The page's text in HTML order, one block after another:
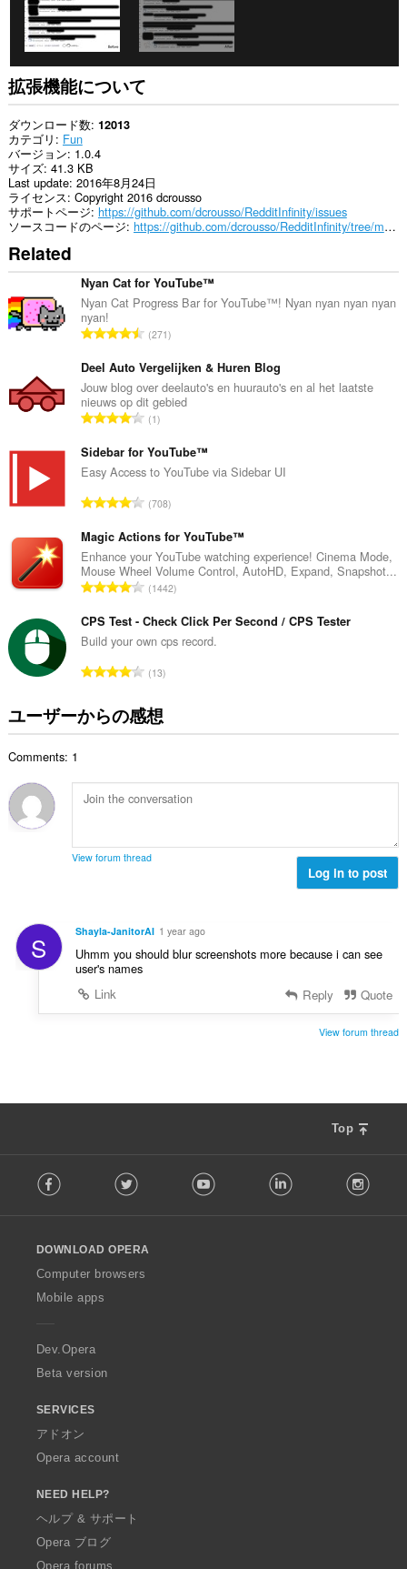
拡張機能について
ダウンロード数 12013
カテゴリ
Fun
バージョン 1.0.4
サイズ 41.3 KB
Last update 2016年8月24日
ライセンス Copyright 2016 dcrousso
サポートページ https://github.com/dcrousso/RedditInfinity/issues
ソースコードのページ
https://github.com/dcrousso/RedditInfinity/tree/master/Chrome
Related
Nyan Cat for YouTube™
Nyan Cat Progress Bar for YouTube™! Nyan nyan nyan nyan
nyan!
評
の
総
数
：
271
Deel Auto Vergelijken & Huren Blog
Jouw blog over deelauto's en huurauto's en al het laatste
nieuws op dit gebied
評
の
総
：
1
Sidebar for YouTube™
Easy Access to YouTube via Sidebar UI
評
の
総
数
：
708
Magic Actions for YouTube™
Enhance your YouTube watching experience! Cinema Mode,
Mouse Wheel Volume Control, AutoHD, Expand, Snapshot...
評
の
総
：
1442
CPS Test - Check Click Per Second / CPS Tester
Build your own cps record.
評
の
総
13
ユーザーからの感想
Comments: 1
View forum thread
Log in to post
S Shayla-JanitorAI 1 year ago
Uhmm you should blur screenshots more because i can see
user's names
Link
Reply Quote
View forum thread
Top
o
w
O
p
a
Facebook Twitter Youtube LinkedIn
DOWNLOAD OPERA
Computer browsers
Mobile apps
Dev.Opera
Beta version
SERVICES
アドオン
Opera account
NEED HELP?
ヘルプ & サポート
Opera ブログ
Opera forums